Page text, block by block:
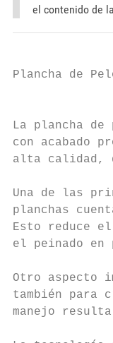
el contenido de
Plancha de
La plancha
con acabado
alta calidad,
Una de las
planchas
Esto reduce
el peinado en
Otro aspecto
también para
manejo